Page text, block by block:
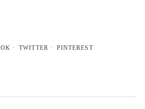
TWITTER PINTEREST